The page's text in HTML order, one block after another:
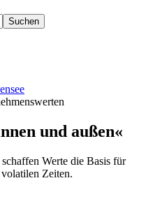
und außen«
Werte die Basis für
Zeiten.